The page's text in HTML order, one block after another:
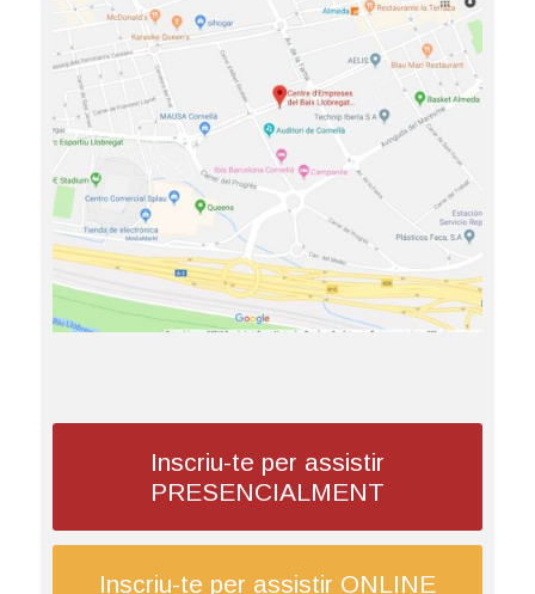
Inscriu-te per assistir
PRESENCIALMENT
Inscriu-te per assistir ONLINE